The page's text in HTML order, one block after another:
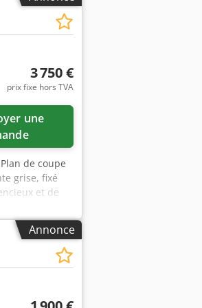
lame ⌀300
: 4 740 EUR
variations du
3 750 €
prix fixe hors TVA
de coupe
grise, fixé
et de
guidé
rails de
pièces de
rabattables
45° Codewb
Annonce